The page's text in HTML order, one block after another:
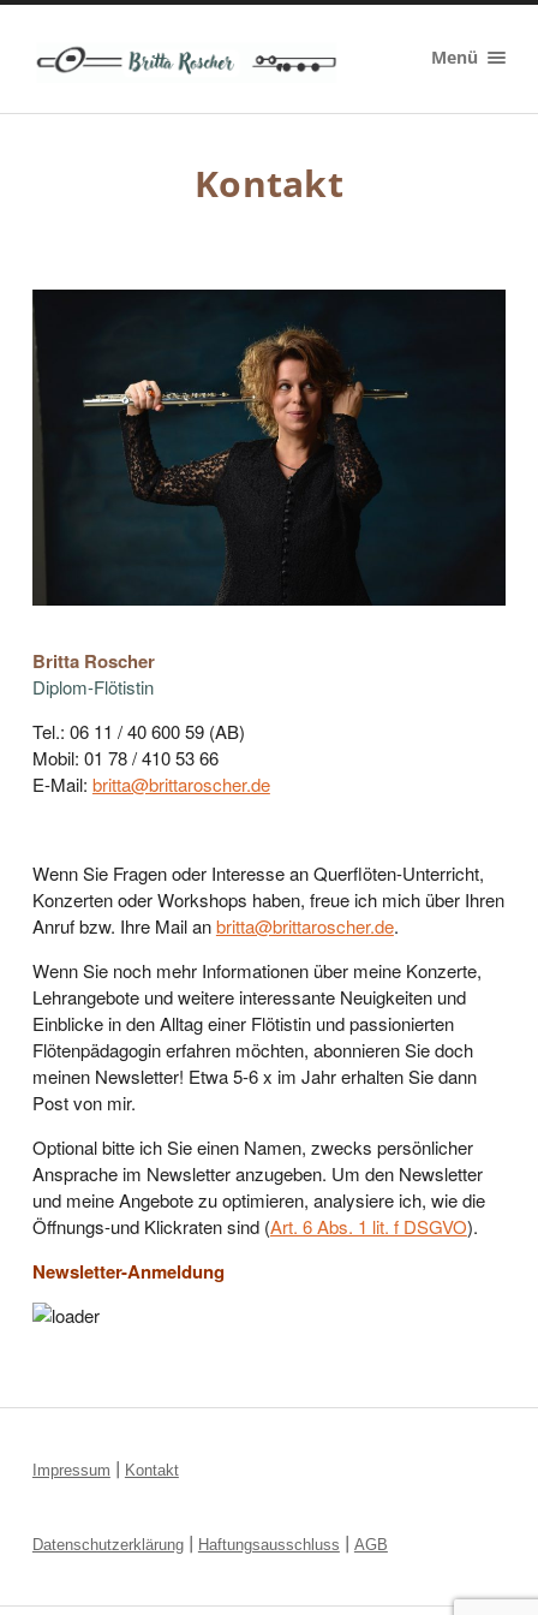
Britta
Roscher
Menü
Kontakt
Britta Roscher
Diplom-Flötistin
Tel.: 06 11 / 40 600 59 (AB)
Mobil: 01 78 / 410 53 66
E-Mail: britta@brittaroscher.de
Wenn Sie Fragen oder Interesse an Querflöten-Unterricht,
Konzerten oder Workshops haben, freue ich mich über Ihren
Anruf bzw. Ihre Mail anbritta@brittaroscher.de.
Wenn Sie noch mehr Informationen über meine Konzerte,
Lehrangebote und weitere interessante Neuigkeiten und
Einblicke in den Alltag einer Flötistin und passionierten
Flötenpädagogin erfahren möchten, abonnieren Sie doch
meinen Newsletter! Etwa 5-6 x im Jahr erhalten Sie dann
Post von mir.
Optional bitte ich Sie einen Namen, zwecks persönlicher
Ansprache im Newsletter anzugeben. Um den Newsletter
und meine Angebote zu optimieren, analysiere ich, wie die
Öffnungs-und Klickraten sind (Art. 6 Abs. 1 lit. f DSGVO).
Newsletter-Anmeldung
Impressum | Kontakt
Datenschutzerklärung| Haftungsausschluss | AGB